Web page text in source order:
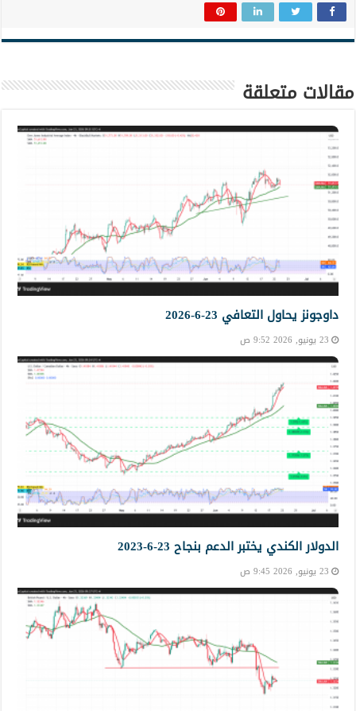
مقالات متعلقة
داوجونز يحاول التعافي 23-6-2026
23 يونيو, 2026 9:52 ص
الدولار الكندي يختبر الدعم بنجاح 23-6-2023
23 يونيو, 2026 9:45 ص